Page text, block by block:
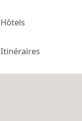
Hôtels
Itinéraires